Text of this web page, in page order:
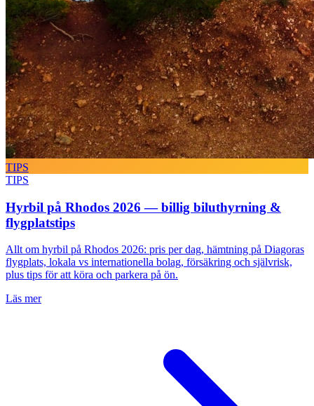
TIPS
TIPS
Hyrbil på Rhodos 2026 — billig biluthyrning &
flygplatstips
Allt om hyrbil på Rhodos 2026: pris per dag, hämtning på Diagoras
flygplats, lokala vs internationella bolag, försäkring och självrisk,
plus tips för att köra och parkera på ön.
Läs mer